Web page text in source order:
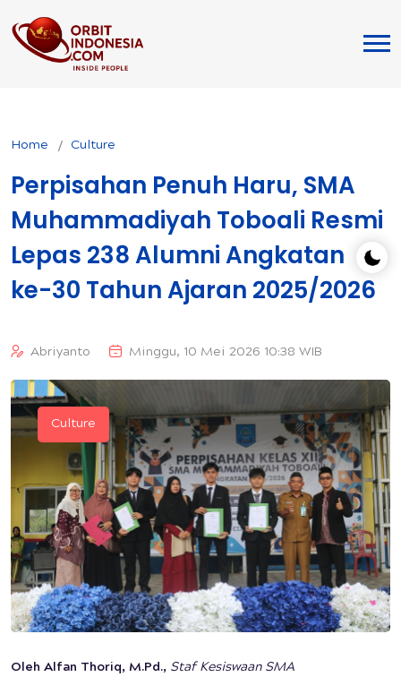
Home Culture
Perpisahan Penuh Haru, SMA
Muhammadiyah Toboali Resmi
Lepas 238 Alumni Angkatan
ke-30 Tahun Ajaran 2025/2026
Abriyanto Minggu, 10 Mei 2026 10:38 WIB
Culture
Oleh Alfan Thoriq, M.Pd., Staf Kesiswaan SMA